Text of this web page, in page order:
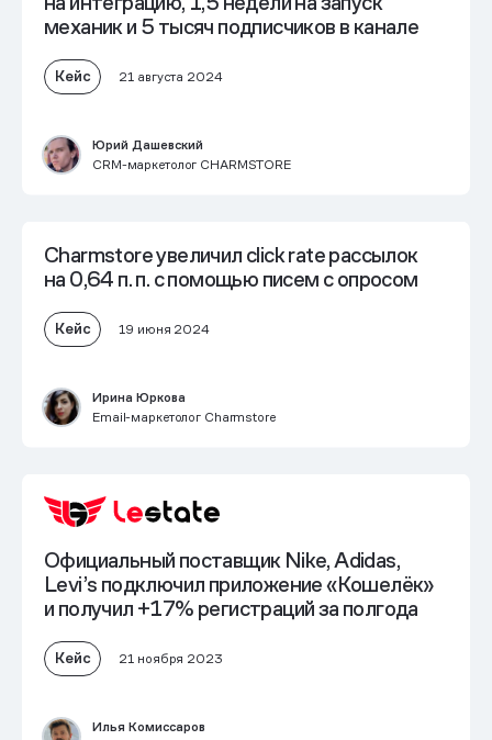
механик и 5 тысяч подписчиков в канале
Кейс 21 августа 2024
Юрий Дашевский
CRM-маркетолог CHARMSTORE
Charmstore увеличил click rate рассылок
на 0,64 п. п. с помощью писем с опросом
Кейс 19 июня 2024
Ирина Юркова
Email-маркетолог Charmstore
Официальный поставщик Nike, Adidas,
Levi’s подключил приложение «Кошелёк»
и получил +17% регистраций за полгода
Кейс 21 ноября 2023
Илья Комиссаров